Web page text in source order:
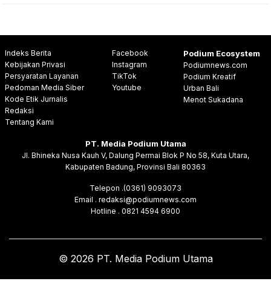
Indeks Berita
Kebijakan Privasi
Persyaratan Layanan
Pedoman Media Siber
Kode Etik Jurnalis
Redaksi
Tentang Kami
Facebook
Instagram
TikTok
Youtube
Podium Ecosystem
Podiumnews.com
Podium Kreatif
Urban Bali
Menot Sukadana
PT. Media Podium Utama
Jl. Bhineka Nusa Kauh V, Dalung Permai Blok P No 58, Kuta Utara,
Kabupaten Badung, Provinsi Bali 80363
Telepon .(0361) 9093073
Email . redaksi@podiumnews.com
Hotline . 0821 4594 6900
© 2026 PT. Media Podium Utama